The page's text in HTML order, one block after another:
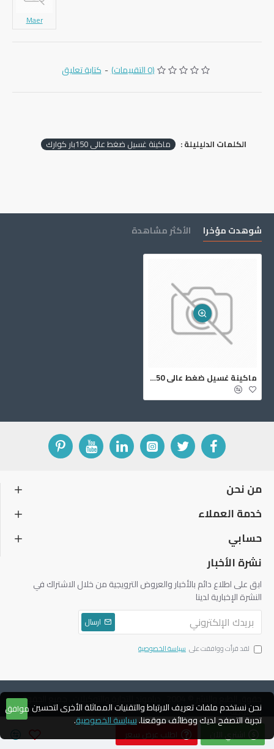
Maer
(0 التقييمات) - كتابة تعليق
اطلب عرض سعر
الكلمات الدليليلة : ماكينة غسيل ضغط عالي 150بار كوارك
شوهدت مؤخرا الأكثر مشاهدة
ماكينة غسيل ضغط عالي 150بار كوارك
من نحن
خدمة العملاء
حسابي
نشرة الأخبار
ابق على اطلاع دائم بالأخبار والعروض الترويجية من خلال الاشتراك في
النشرة الإخبارية لدينا
ارسال
لقد قرأت ووافقت على سياسة الخصوصية
حقوق الطبع والنشر © 2004 ، دياموند للتجارة والتوكيلات ، جميع الحقوق
محفوظة
موافق نحن نستخدم ملفات تعريف الارتباط والتقنيات المماثلة الأخرى لتحسين
تجربة التصفح لديك ووظائف موقعنا.سياسة الخصوصية.